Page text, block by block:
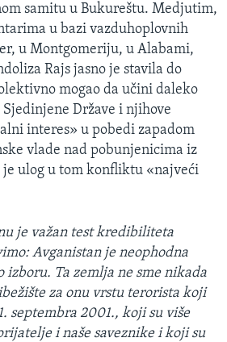
samitu u Bukureštu. Medjutim,
u bazi vazduhoplovnih
u Montgomeriju, u Alabami,
Rajs jasno je stavila do
mogao da učini daleko
Države i njihove
interes» u pobedi zapadom
vlade nad pobunjenicima iz
je ulog u tom konfliktu «najveći
je važan test kredibiliteta
Avganistan je neophodna
izboru. Ta zemlja ne sme nikada
za onu vrstu terorista koji
septembra 2001., koji su više
i naše saveznike i koji su